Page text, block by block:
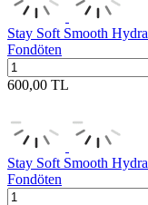
Stay Soft Smooth
Fondöten
600,00 TL
Stay Soft Smooth
Fondöten